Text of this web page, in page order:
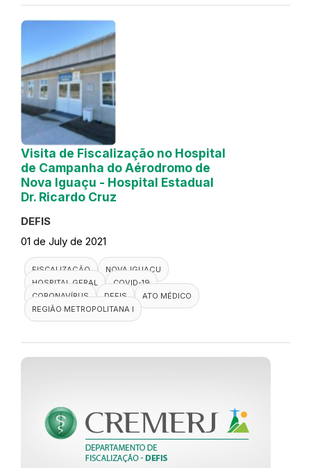
Visita de Fiscalização no Hospital
de Campanha do Aérodromo de
Nova Iguaçu - Hospital Estadual
Dr. Ricardo Cruz
DEFIS
01 de July de 2021
FISCALIZAÇÃO
NOVA IGUAÇU
HOSPITAL GERAL
COVID-19
CORONAVÍRUS
DEFIS
ATO MÉDICO
REGIÃO METROPOLITANA I